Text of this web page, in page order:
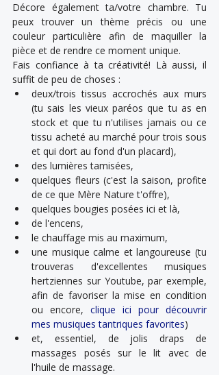
Décore également ta/votre chambre. Tu
peux trouver un thème précis ou une
couleur particulière afin de maquiller la
pièce et de rendre ce moment unique.
Fais confiance à ta créativité! Là aussi, il
suffit de peu de choses :
deux/trois tissus accrochés aux murs
(tu sais les vieux paréos que tu as en
stock et que tu n'utilises jamais ou ce
tissu acheté au marché pour trois sous
et qui dort au fond d'un placard),
des lumières tamisées,
quelques fleurs (c'est la saison, profite
de ce que Mère Nature t'offre),
quelques bougies posées ici et là,
de l'encens,
le chauffage mis au maximum,
une musique calme et langoureuse (tu
trouveras d'excellentes musiques
hertziennes sur Youtube, par exemple,
afin de favoriser la mise en condition
ou encore, clique ici pour découvrir
mes musiques tantriques favorites)
et, essentiel, de jolis draps de
massages posés sur le lit avec de
l'huile de massage.